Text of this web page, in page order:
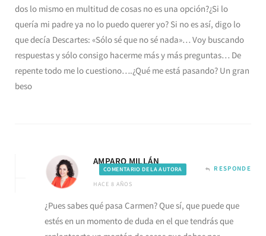
dos lo mismo en multitud de cosas no es una opción?¿Si lo
quería mi padre ya no lo puedo querer yo? Si no es así, digo lo
que decía Descartes: «Sólo sé que no sé nada»… Voy buscando
respuestas y sólo consigo hacerme más y más preguntas… De
repente todo me lo cuestiono….¿Qué me está pasando? Un gran
beso
AMPARO MILLÁN
COMENTARIO DE LA AUTORA
HACE 8 AÑOS
RESPONDE
¿Pues sabes qué pasa Carmen? Que sí, que puede que
estés en un momento de duda en el que tendrás que